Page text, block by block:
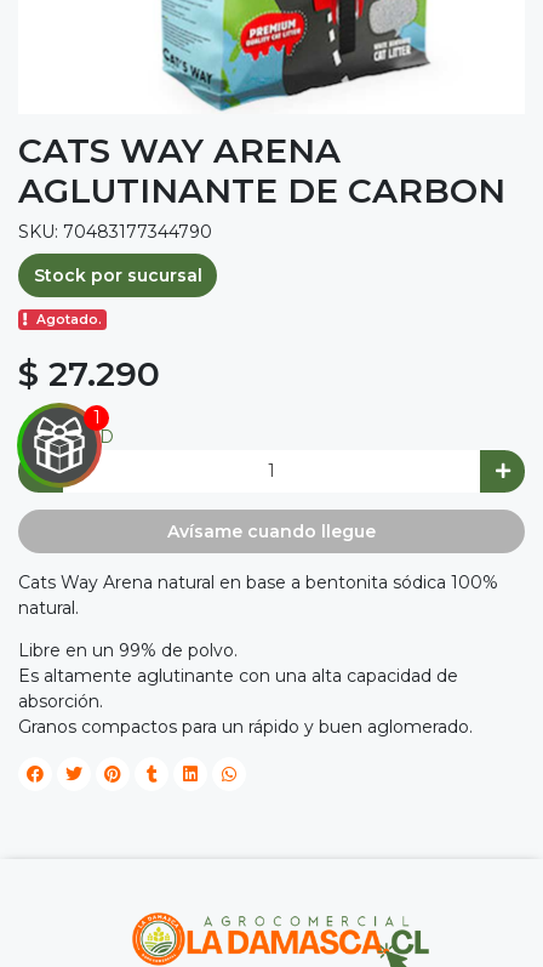
correo
por
CATS WAY ARENA
AGLUTINANTE DE CARBON
SKU: 70483177344790
Stock por sucursal
Agotado.
$ 27.290
CANTIDAD
Avísame cuando llegue
Cats Way Arena natural en base a bentonita sódica 100%
natural.
Libre en un 99% de polvo.
Es altamente aglutinante con una alta capacidad de
absorción.
Granos compactos para un rápido y buen aglomerado.